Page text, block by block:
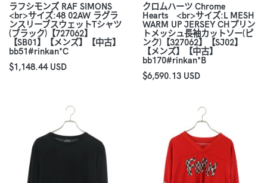
ラフシモンズ RAF SIMONS
<br>サイズ:48 02AW ラグラ
ンスリーブスウェットTシャツ
(ブラック)【727062】
【SB01】【メンズ】【中古】
bb51#rinkan*C
$1,148.44 USD
クロムハーツ Chrome
Hearts <br>サイズ:L MESH
WARM UP JERSEY CHプリン
トメッシュ長袖カットソー(ピ
ンク)【327062】【SJ02】
【メンズ】【中古】
bb170#rinkan*B
$6,590.13 USD